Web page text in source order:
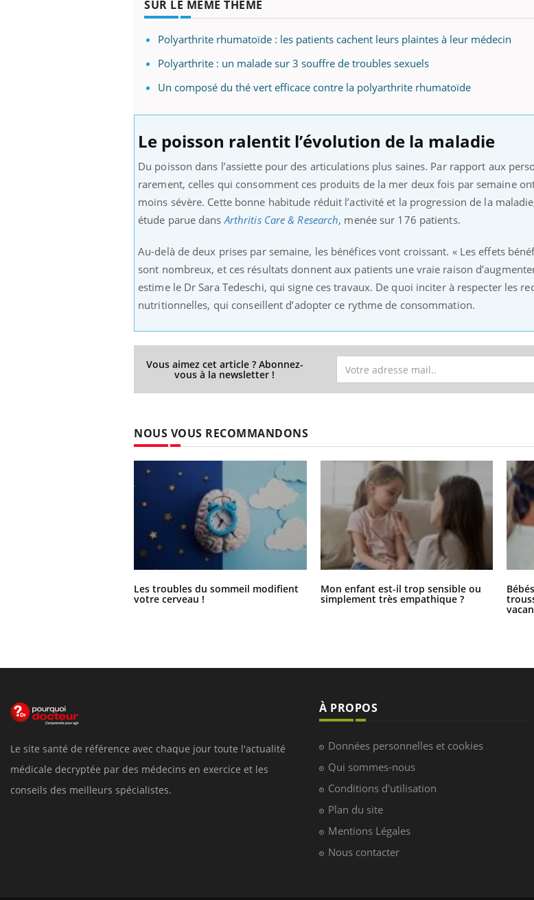
SUR LE MÊME THÈME
Polyarthrite rhumatoïde : les patients cachent leurs plaintes à leur médecin
Polyarthrite : un malade sur 3 souffre de troubles sexuels
Un composé du thé vert efficace contre la polyarthrite rhumatoïde
Le poisson ralentit l’évolution de la maladie
Du poisson dans l’assiette pour des articulations plus saines. Par rapport aux
rarement, celles qui consomment ces produits de la mer deux fois par semaine
moins sévère. Cette bonne habitude réduit l’activité et la progression de la
étude parue dansArthritis Care & Research, menée sur 176 patients.
Au-delà de deux prises par semaine, les bénéfices vont croissant. « Les effets
sont nombreux, et ces résultats donnent aux patients une vraie raison
estime le Dr Sara Tedeschi, qui signe ces travaux. De quoi inciter à respecter les
nutritionnelles, qui conseillent d’adopter ce rythme de consommation.
Vous aimez cet article ? Abonnez-
vous à la newsletter !
NOUS VOUS RECOMMANDONS
Les troubles du sommeil modifient
votre cerveau !
Mon enfant est-il trop sensible ou
simplement très empathique ?
Le site santé de référence avec chaque jour toute l'actualité
médicale decryptée par des médecins en exercice et les
conseils des meilleurs spécialistes.
À PROPOS
Données personnelles et cookies
Qui sommes-nous
Conditions d'utilisation
Plan du site
Mentions Légales
Nous contacter